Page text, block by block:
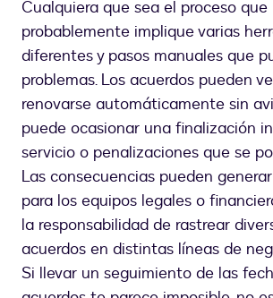
Cualquiera que sea el proceso
probablemente implique varias
diferentes y pasos manuales que
problemas. Los acuerdos pueden
renovarse automáticamente sin
puede ocasionar una finalización
servicio o penalizaciones que se
Las consecuencias pueden
para los equipos legales o
la responsabilidad de rastrear
acuerdos en distintas líneas de
Si llevar un seguimiento de las